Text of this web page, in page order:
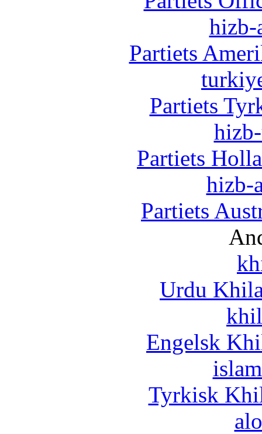
hizb-
Partiets
Partiets
Partiets
hizb-
Partiets
Urdu
Engelsk
Tyrkisk